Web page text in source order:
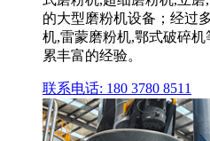
的大型磨粉机设备；经过
机,雷蒙磨粉机,鄂式破碎
累丰富的经验。
联系电话: 180 3780 8511